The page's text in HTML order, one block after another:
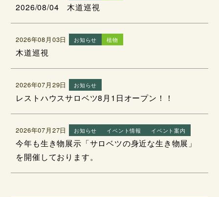
2026/08/04 木道巡視
2026年08月03日 お知らせ 植物
木道巡視
2026年07月29日 お知らせ
レストハウスサロベツ8月1日オープン！！
2026年07月27日 お知らせ イベント情報 イベント案内
今年も生き物展示「サロベツの身近な生き物展」
を開催しております。